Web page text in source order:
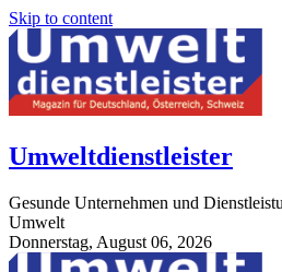
Skip to content
Umweltdienstleister
Gesunde Unternehmen und
Umwelt
Donnerstag, August 06, 2026
StuttgartApotheke.com